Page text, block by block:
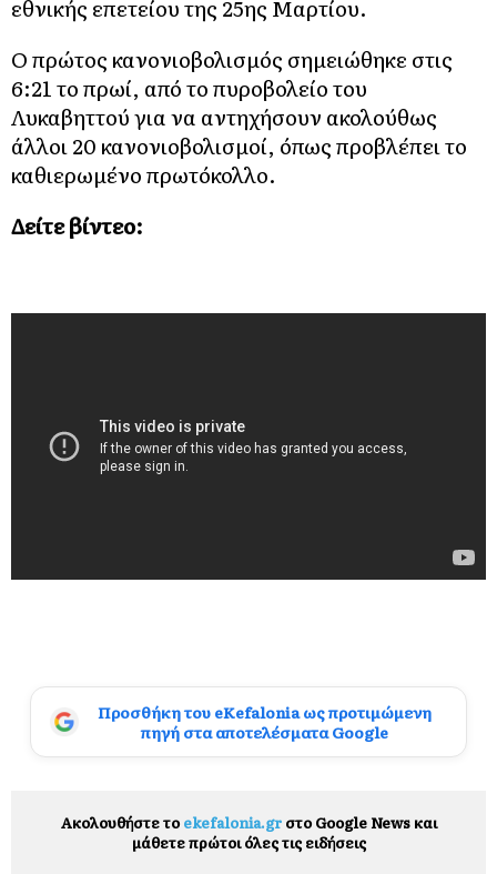
εθνικής επετείου της 25ης Μαρτίου.
Ο πρώτος κανονιοβολισμός σημειώθηκε στις
6:21 το πρωί, από το πυροβολείο του
Λυκαβηττού για να αντηχήσουν ακολούθως
άλλοι 20 κανονιοβολισμοί, όπως προβλέπει το
καθιερωμένο πρωτόκολλο.
Δείτε βίντεο:
Προσθήκη του eKefalonia ως προτιμώμενη
πηγή στα αποτελέσματα Google
Ακολουθήστε το ekefalonia.grστο Google News και
μάθετε πρώτοι όλες τις ειδήσεις